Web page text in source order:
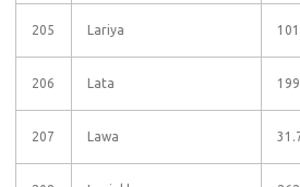
205 Lariya
206 Lata
207 Lawa